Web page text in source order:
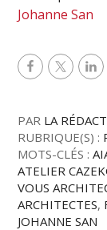
Johanne San
PAR LA
RUBRIQUE(S) :
MOTS-CLÉS :
ATELIER
VOUS
ARCHITECTES,
JOHANNE SAN